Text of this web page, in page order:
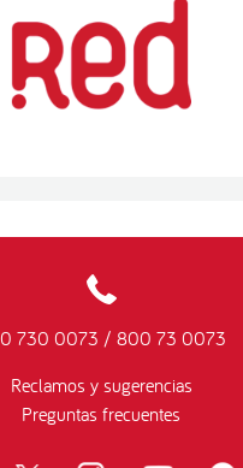
730 0073 / 800 73 0073
Reclamos y sugerencias
Preguntas frecuentes